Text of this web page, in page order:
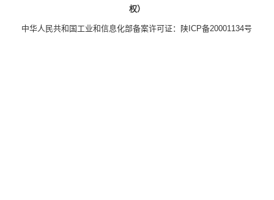
权）
中华人民共和国工业和信息化部备案许可证： 陕ICP备20001134号